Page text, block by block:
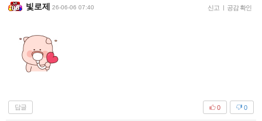
빛로제 26-06-06 07:40 신고 | 공감 확인
답글 0
0